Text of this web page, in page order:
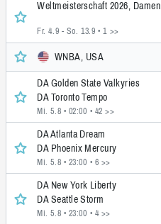
Weltmeisterschaft 2026, Damen
Fr. 4.9 - So. 13.9 • 1 >>
WNBA, USA
DA Golden State Valkyries
DA Toronto Tempo
Mi. 5.8 • 02:00 • 42 >>
DA Atlanta Dream
DA Phoenix Mercury
Mi. 5.8 • 23:00 • 6 >>
DA New York Liberty
DA Seattle Storm
Mi. 5.8 • 23:00 • 4 >>